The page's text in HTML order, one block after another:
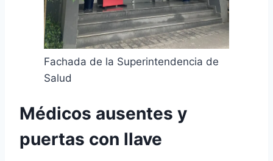
Fachada de la Superintendencia de
Salud
Médicos ausentes y
puertas con llave